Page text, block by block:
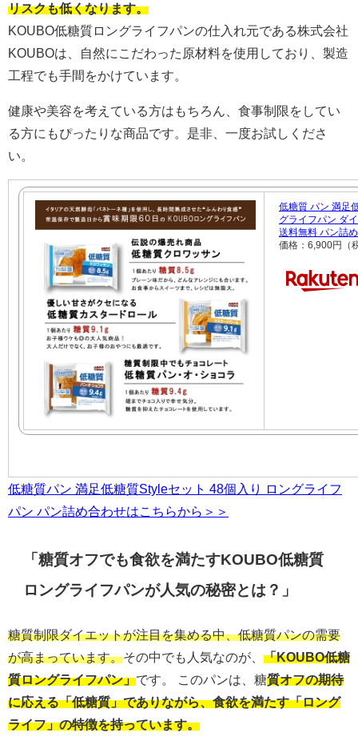
リスクも低くなります。
KOUBO低糖質ロングライフパンの仕入れ元である株式会社
KOUBOは、自然にこだわった原材料を使用しており、製造
工程でも手間をかけています。
健康や美容を考えている方はもちろん、食事制限をしてい
る方にもぴったりな商品です。是非、一度お試しくださ
い。
低糖質 パン 満足
グライフパン ダ
送料無料 パン詰
価格：6,900円（
低糖質パン 満足低糖質Styleセット 48個入り ロングライフ
パン パン詰め合わせはこちらから＞＞
「糖質オフでも食欲を満たすKOUBO低糖質
ロングライフパンが人気の秘密とは？」
糖質制限ダイエットが注目を集める中、低糖質パンの需要
が高まっています。その中でも人気なのが、 「KOUBO低糖
質ロングライフパン」です。 このパンは、糖質オフの期待
に応える「低糖質」でありながら、食欲を満たす「ロング
ライフ」の特徴を持っています。